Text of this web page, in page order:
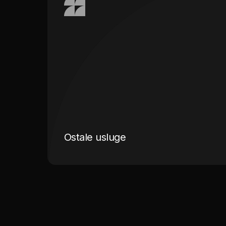
Ostale usluge
Saznaj više